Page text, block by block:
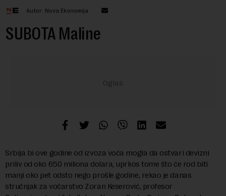
Autor: Nova Ekonomija
SUBOTA Maline
Srbija bi ove godine od izvoza voća mogla da ostvari devizni
priliv od oko 650 miliona dolara, uprkos tome što će rod biti
manji oko pet odsto nego prošle godine, rekao je danas
stručnjak za vočarstvo Zoran Keserović, profesor